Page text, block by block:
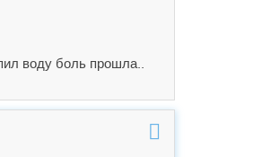
воду боль прошла..